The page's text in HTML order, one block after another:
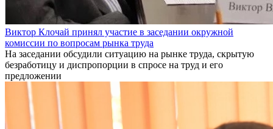
Виктор Клочай принял участие в заседании окружной
комиссии по вопросам рынка труда
На заседании обсудили ситуацию на рынке труда, скрытую
безработицу и диспропорции в спросе на труд и его
предложении